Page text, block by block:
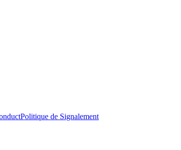
Politique de Signalement